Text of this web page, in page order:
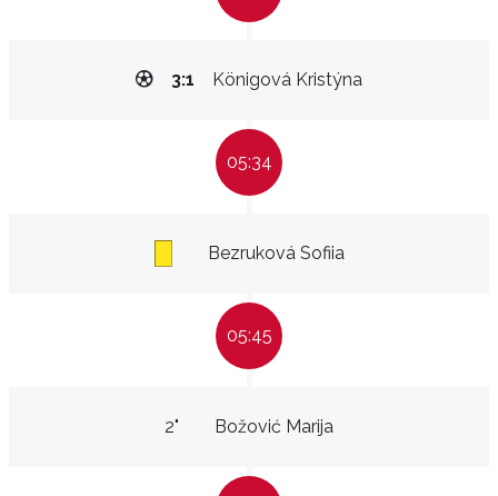
Königová Kristýna
3:1
05:34
Bezruková Sofiia
05:45
Božović Marija
2"